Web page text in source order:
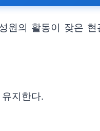
의 활동이 잦은
지한다.